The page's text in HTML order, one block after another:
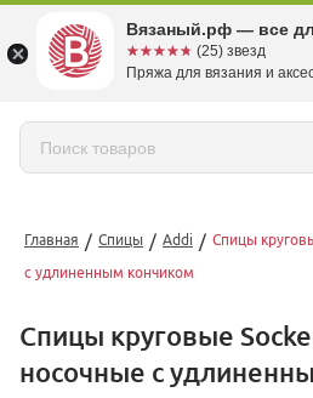
Главная / Спицы / Addi / Спицы
с удлиненным кончиком
Спицы круговые
носочные с
Вязаный.рф — все
☆☆☆☆☆
★★★★★ (25) звезд
Пряжа для вязания и